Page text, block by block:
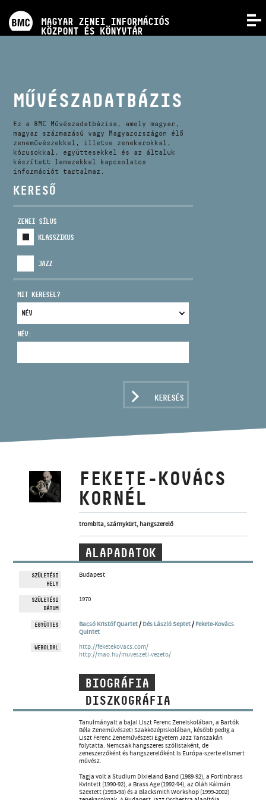
MAGYAR ZENEI INFORMÁCIÓS
KÖZPONT ÉS KÖNYVTÁR
KÉPZÉSEK
KIADVÁNYOK
RÓLUNK
KAPCSOLAT
VIDEÓ GALÉRIA
NYITVA TARTÁS
MŰVÉSZADATBÁZIS
ZENEMŰ-ADATBÁZIS
ZENEI KÖNYVTÁR, ONLINE KATALÓGUS
MŰVÉSZADATBÁZIS
Ez a BMC Művészadatbázisa, amely magyar,
magyar származású vagy Magyarországon élő
zeneművészekkel, illetve zenekarokkal,
kórusokkal, együttesekkel és az általuk
készített lemezekkel kapcsolatos
információt tartalmaz.
KERESŐ
ZENEI SÍLUS
KLASSZIKUS
JAZZ
MIT KERESEL?
NÉV:
KERESÉS
FEKETE-KOVÁCS
KORNÉL
trombita, szárnykürt, hangszerelő
ALAPADATOK
SZÜLETÉSI
HELY
Budapest
SZÜLETÉSI
DÁTUM
1970
EGYÜTTES Bacsó Kristóf Quartet / Dés László Septet / Fekete-Kovács
Quintet
WEBOLDAL
http://feketekovacs.com/
http://mao.hu/muveszeti-vezeto/
BIOGRÁFIA
DISZKOGRÁFIA
Tanulmányait a bajai Liszt Ferenc Zeneiskolában, a Bartók
Béla Zeneművészeti Szakközépiskolában, később pedig a
Liszt Ferenc Zeneművészeti Egyetem Jazz Tanszakán
folytatta. Nemcsak hangszeres szólistaként, de
zeneszerzőként és hangszerelőként is Európa-szerte elismert
művész.
Tagja volt a Studium Dixieland Band (1989-92), a Fortinbrass
Kvintett (1990-92), a Brass Age (1992-94), az Oláh Kálmán
Szextett (1993-98) és a Blacksmith Workshop (1999-2002)